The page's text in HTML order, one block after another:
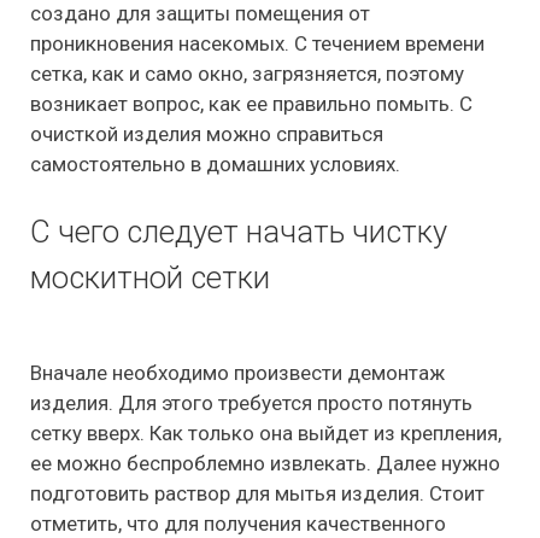
создано для защиты помещения от
проникновения насекомых. С течением времени
сетка, как и само окно, загрязняется, поэтому
возникает вопрос, как ее правильно помыть. С
очисткой изделия можно справиться
самостоятельно в домашних условиях.
С чего следует начать чистку
москитной сетки
Вначале необходимо произвести демонтаж
изделия. Для этого требуется просто потянуть
сетку вверх. Как только она выйдет из крепления,
ее можно беспроблемно извлекать. Далее нужно
подготовить раствор для мытья изделия. Стоит
отметить, что для получения качественного